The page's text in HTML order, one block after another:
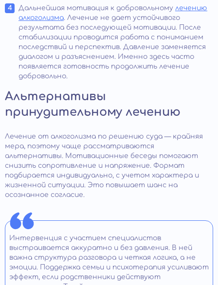
Дальнейшая мотивация к добровольному лечению
алкоголизма. Лечение не дает устойчивого
результата без последующей мотивации. После
стабилизации проводится работа с пониманием
последствий и перспектив. Давление заменяется
диалогом и разъяснением. Именно здесь часто
появляется готовность продолжить лечение
добровольно.
Альтернативы
принудительному лечению
Лечение от алкоголизма по решению суда — крайняя
мера, поэтому чаще рассматриваются
альтернативы. Мотивационные беседы помогают
снизить сопротивление и напряжение. Формат
подбирается индивидуально, с учетом характера и
жизненной ситуации. Это повышает шанс на
осознанное согласие.
Интервенция с участием специалистов
выстраивается аккуратно и без давления. В ней
важна структура разговора и четкая логика, а не
эмоции. Поддержка семьи и психотерапия усиливают
эффект, если родственники действуют